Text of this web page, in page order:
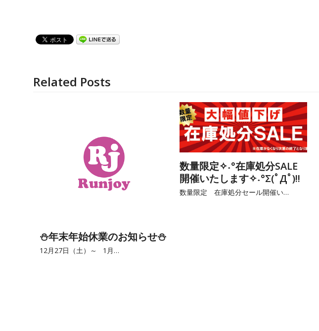
Related Posts
⛄年末年始休業のお知らせ⛄
12月27日（土）～ 1月…
数量限定✧˖°在庫処分SALE
開催いたします✧˖°Σ(ﾟДﾟ)!!
数量限定 在庫処分セール開催い…